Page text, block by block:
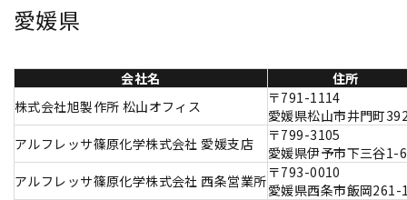
愛媛県
会社名
住所
株式会社旭製作所 松山オフィス
〒791-1114
愛媛県松山市井門町
アルフレッサ篠原化学株式会社 愛媛支店
〒799-3105
愛媛県伊予市下三谷1-6
アルフレッサ篠原化学株式会社 西条営業所 〒793-0010
愛媛県西条市飯岡261-